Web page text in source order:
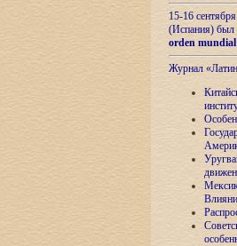
15-16
(Испания) был
orden
Журнал